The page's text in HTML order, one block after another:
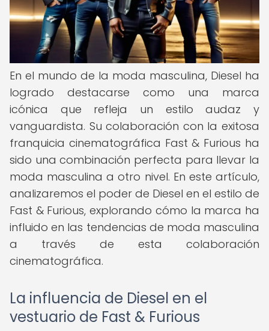
En el mundo de la moda masculina, Diesel ha
logrado destacarse como una marca
icónica que refleja un estilo audaz y
vanguardista. Su colaboración con la exitosa
franquicia cinematográfica Fast & Furious ha
sido una combinación perfecta para llevar la
moda masculina a otro nivel. En este artículo,
analizaremos el poder de Diesel en el estilo de
Fast & Furious, explorando cómo la marca ha
influido en las tendencias de moda masculina
a través de esta colaboración
cinematográfica.
La influencia de Diesel en el
vestuario de Fast & Furious